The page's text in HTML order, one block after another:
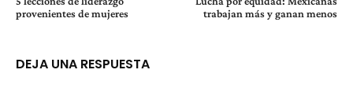
provenientes de mujeres
trabajan más y ganan menos
DEJA UNA RESPUESTA